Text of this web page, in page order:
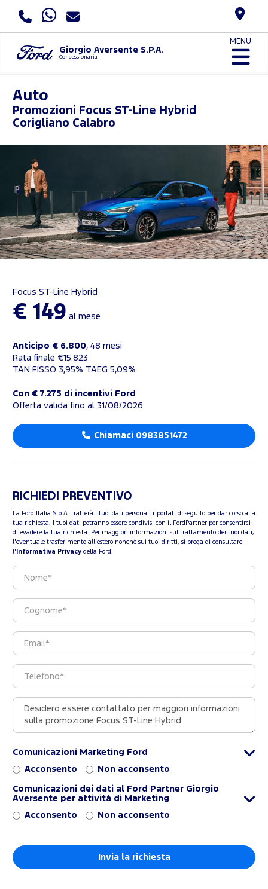
Giorgio Aversente S.P.A.
Concessionaria
MENU
Auto
Promozioni Focus ST-Line Hybrid
Corigliano Calabro
Focus ST-Line Hybrid
€ 149 al mese
Anticipo € 6.800, 48 mesi
Rata finale €15.823
TAN FISSO 3,95% TAEG 5,09%
Con € 7.275 di incentivi Ford
Offerta valida fino al 31/08/2026
Chiamaci 0983851472
RICHIEDI PREVENTIVO
La Ford Italia S.p.A. tratterà i tuoi dati personali riportati di seguito per dar corso alla
tua richiesta. I tuoi dati potranno essere condivisi con il FordPartner per consentirci
di evadere la tua richiesta. Per maggiori informazioni sul trattamento dei tuoi dati,
l'eventuale trasferimento all'estero nonchè sui tuoi diritti, si prega di consultare
l' Informativa Privacy della Ford.
Comunicazioni Marketing Ford
Acconsento Non acconsento
Comunicazioni dei dati al Ford Partner Giorgio
Aversente per attività di Marketing
Acconsento Non acconsento